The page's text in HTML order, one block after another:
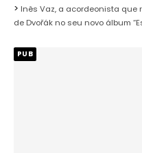
Inês Vaz, a acordeonista
de Dvořák no seu novo álbum
PUB